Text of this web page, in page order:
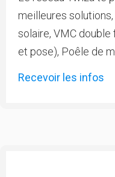
meilleures
solaire, VMC
et pose), Poêle de
Recevoir les infos